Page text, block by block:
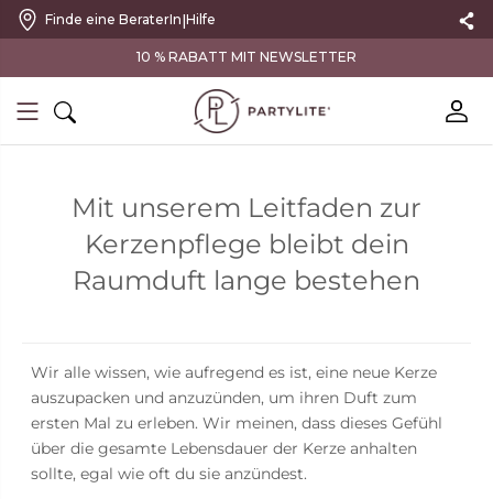
Finde eine BeraterIn|Hilfe
10 % RABATT MIT NEWSLETTER
Mit unserem Leitfaden zur
Kerzenpflege bleibt dein
Raumduft lange bestehen
Wir alle wissen, wie aufregend es ist, eine neue Kerze
auszupacken und anzuzünden, um ihren Duft zum
ersten Mal zu erleben. Wir meinen, dass dieses Gefühl
über die gesamte Lebensdauer der Kerze anhalten
sollte, egal wie oft du sie anzündest.